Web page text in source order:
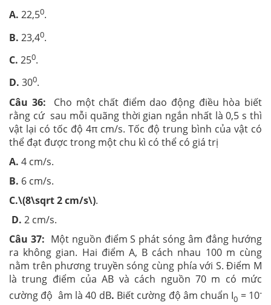
A. 22,50.
B. 23,40.
C. 250.
D. 300.
Câu 36: Cho một chất điểm dao động điều hòa biết
rằng cứ sau mỗi quãng thời gian ngắn nhất là 0,5 s thì
vật lại có tốc độ 4π cm/s. Tốc độ trung bình của vật có
thể đạt được trong một chu kì có thể có giá trị
A. 4 cm/s.
B. 6 cm/s.
C.\(8\sqrt 2 cm/s\).
D. 2 cm/s.
Câu 37: Một nguồn điểm S phát sóng âm đẳng hướng
ra không gian. Hai điểm A, B cách nhau 100 m cùng
nằm trên phương truyền sóng cùng phía với S. Điểm M
là trung điểm của AB và cách nguồn 70 m có mức
cường độ âm là 40 dB. Biết cường độ âm chuẩn I0 = 10-